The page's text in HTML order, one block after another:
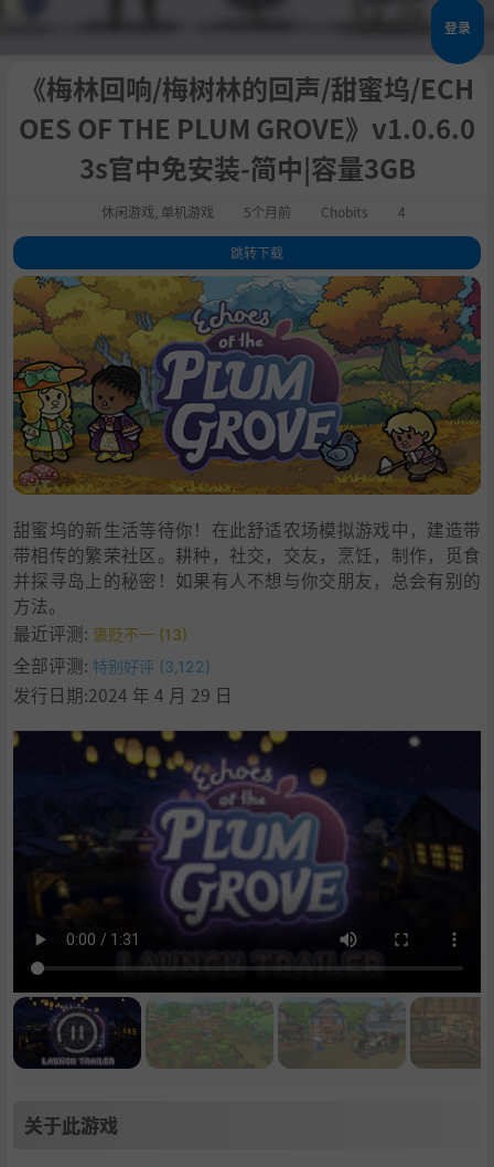
登录
《梅林回响/梅树林的回声/甜蜜坞/ECH
OES OF THE PLUM GROVE》v1.0.6.0
3s官中免安装-简中|容量3GB
休闲游戏 单机游戏 5个月前 Chobits 4
跳转下载
1.关于此游戏
2. 系统需求
3.支持作者
4.包含DLC
5.学习
甜蜜坞的新生活等待你！在此舒适农场模拟游戏中，建造带
带相传的繁荣社区。耕种，社交，交友，烹饪，制作，觅食
并探寻岛上的秘密！如果有人不想与你交朋友，总会有别的
方法。
最近评测: 褒贬不一 (13)
全部评测: 特别好评 (3,122)
发行日期:2024 年 4 月 29 日
关于此游戏